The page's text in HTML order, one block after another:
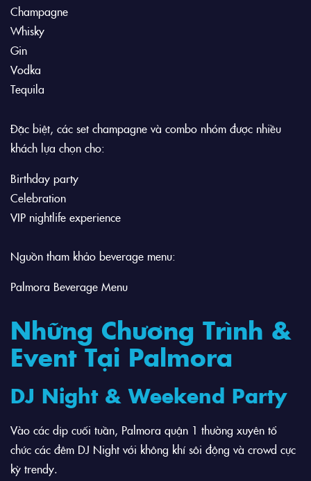
Champagne
Whisky
Gin
Vodka
Tequila
Đặc biệt, các set champagne và combo nhóm được nhiều
khách lựa chọn cho:
Birthday party
Celebration
VIP nightlife experience
Nguồn tham khảo beverage menu:
Palmora Beverage Menu
Những Chương Trình &
Event Tại Palmora
DJ Night & Weekend Party
Vào các dịp cuối tuần, Palmora quận 1 thường xuyên tổ
chức các đêm DJ Night với không khí sôi động và crowd cực
kỳ trendy.